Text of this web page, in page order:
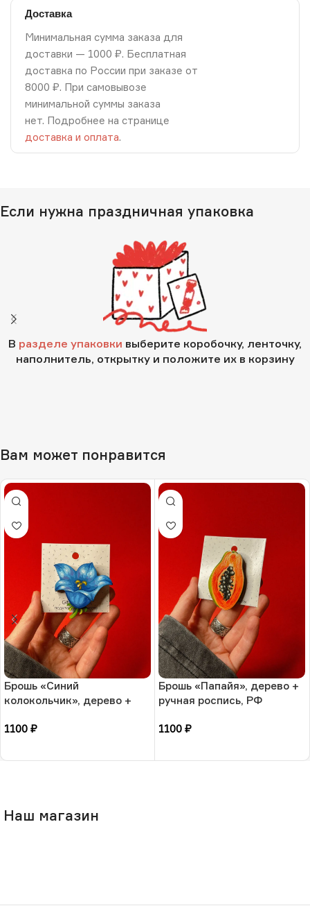
Доставка
Минимальная сумма заказа для
доставки — 1000 ₽. Бесплатная
доставка по России при заказе от
8000 ₽. При самовывозе
минимальной суммы заказа
нет. Подробнее на странице
доставка и оплата.
Если нужна праздничная упаковка
В разделе упаковки выберите коробочку, ленточку,
наполнитель, открытку и положите их в корзину
Вам может понравится
Брошь «Синий
колокольчик», дерево +
1100 ₽
Брошь «Папайя», дерево +
ручная роспись, РФ
1100 ₽
Наш магазин